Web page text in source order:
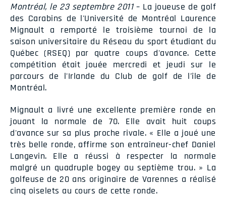
Montréal, le 23 septembre 2011– La joueuse de golf
des Carabins de l'Université de Montréal Laurence
Mignault a remporté le troisième tournoi de la
saison universitaire du Réseau du sport étudiant du
Québec (RSEQ) par quatre coups d'avance. Cette
compétition était jouée mercredi et jeudi sur le
parcours de l'Irlande du Club de golf de l'île de
Montréal.
Mignault a livré une excellente première ronde en
jouant la normale de 70. Elle avait huit coups
d'avance sur sa plus proche rivale. « Elle a joué une
très belle ronde, affirme son entraîneur-chef Daniel
Langevin. Elle a réussi à respecter la normale
malgré un quadruple bogey au septième trou. » La
golfeuse de 20 ans originaire de Varennes a réalisé
cinq oiselets au cours de cette ronde.